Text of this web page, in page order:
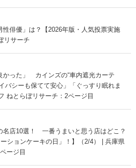
性俳優」は？【2026年版・人気投票実施
リサーチ
かった」 カインズの“車内遮光カーテ
バシーも保てて安心」「ぐっすり眠れま
ねとらぼリサーチ：2ページ目
名店10選！ 一番うまいと思う店はどこ？
ーションケーキの日」！】（2/4） | 兵庫県
ージ目